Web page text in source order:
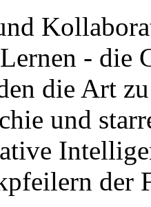
- die
die Art
und
der